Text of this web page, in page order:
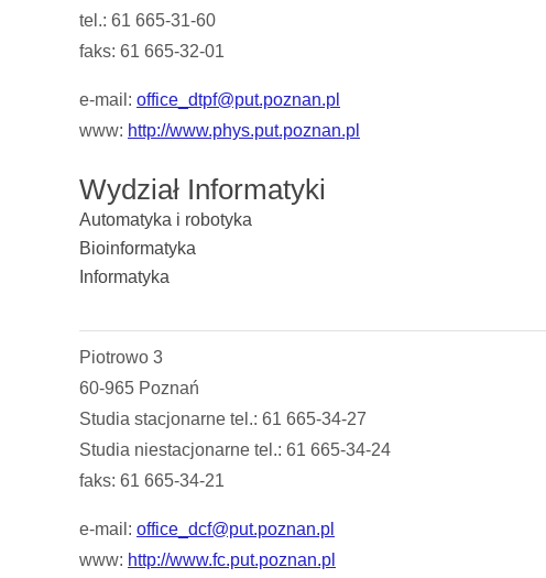
tel.: 61 665-31-60
faks: 61 665-32-01
e-mail: office_dtpf@put.poznan.pl
www: http://www.phys.put.poznan.pl
Wydział Informatyki
Automatyka i robotyka
Bioinformatyka
Informatyka
Piotrowo 3
60-965 Poznań
Studia stacjonarne tel.: 61 665-34-27
Studia niestacjonarne tel.: 61 665-34-24
faks: 61 665-34-21
e-mail: office_dcf@put.poznan.pl
www: http://www.fc.put.poznan.pl